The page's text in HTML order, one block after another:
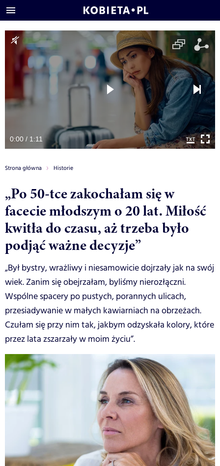
0:00 / 1:11
Strona główna Historie
„Po 50-tce zakochałam się w
facecie młodszym o 20 lat. Miłość
kwitła do czasu, aż trzeba było
podjąć ważne decyzje”
„Był bystry, wrażliwy i niesamowicie dojrzały jak na swój
wiek. Zanim się obejrzałam, byliśmy nierozłączni.
Wspólne spacery po pustych, porannych ulicach,
przesiadywanie w małych kawiarniach na obrzeżach.
Czułam się przy nim tak, jakbym odzyskała kolory, które
przez lata zszarzały w moim życiu”.